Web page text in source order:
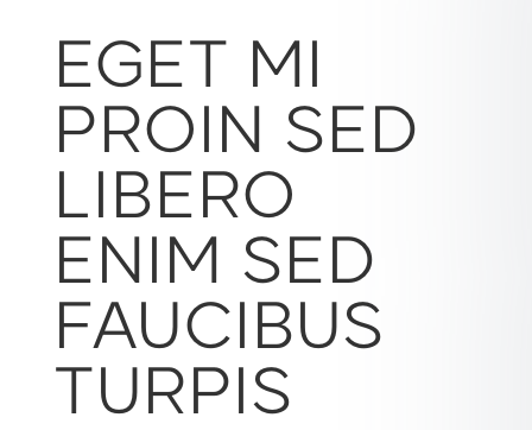
EGET MI
PROIN SED
LIBERO
ENIM SED
FAUCIBUS
TURPIS